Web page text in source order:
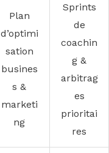
Plan
d’optimi
sation
busines
s &
marketi
ng
Sprints
de
coachin
g &
arbitrag
es
prioritai
res